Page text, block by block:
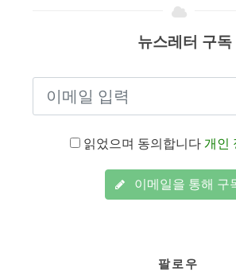
뉴스레터 구독
읽었으며 동의합니다 개인
이메일을 통해 구
팔로우